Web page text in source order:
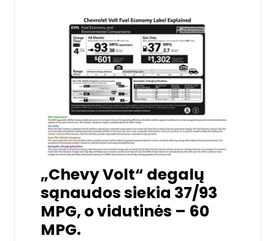
„Chevy Volt“ degalų
sąnaudos siekia 37/93
MPG, o vidutinės – 60
MPG.